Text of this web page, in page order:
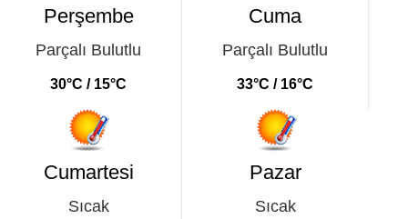
Perşembe
Parçalı Bulutlu
30°C / 15°C
Cuma
Parçalı Bulutlu
33°C / 16°C
Cumartesi
Sıcak
Pazar
Sıcak